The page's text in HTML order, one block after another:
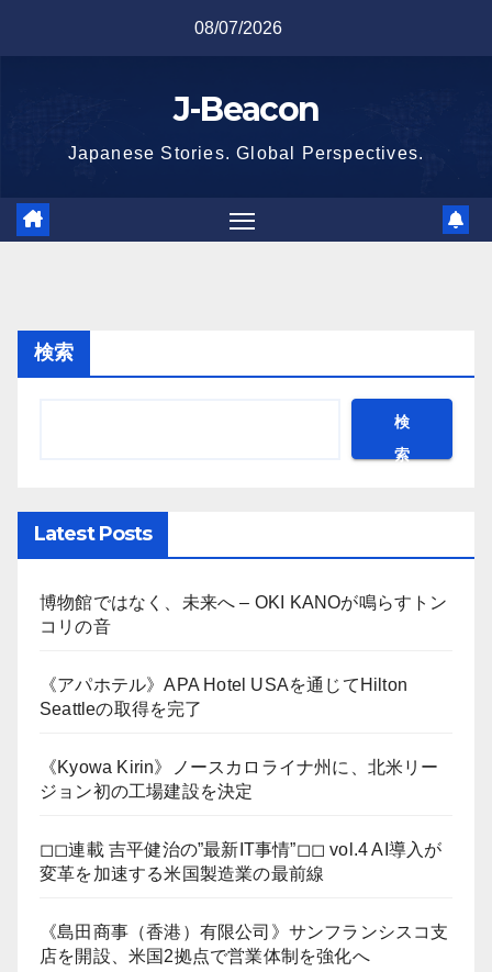
08/07/2026
J-Beacon
Japanese Stories. Global Perspectives.
検索
検
索
Latest Posts
博物館ではなく、未来へ – OKI KANOが鳴らすトン
コリの音
《アパホテル》APA Hotel USAを通じてHilton
Seattleの取得を完了
《Kyowa Kirin》ノースカロライナ州に、北米リー
ジョン初の工場建設を決定
◻︎◻︎連載 吉平健治の”最新IT事情”◻︎◻︎ vol.4 AI導入が
変革を加速する米国製造業の最前線
《島田商事（香港）有限公司》サンフランシスコ支
店を開設、米国2拠点で営業体制を強化へ